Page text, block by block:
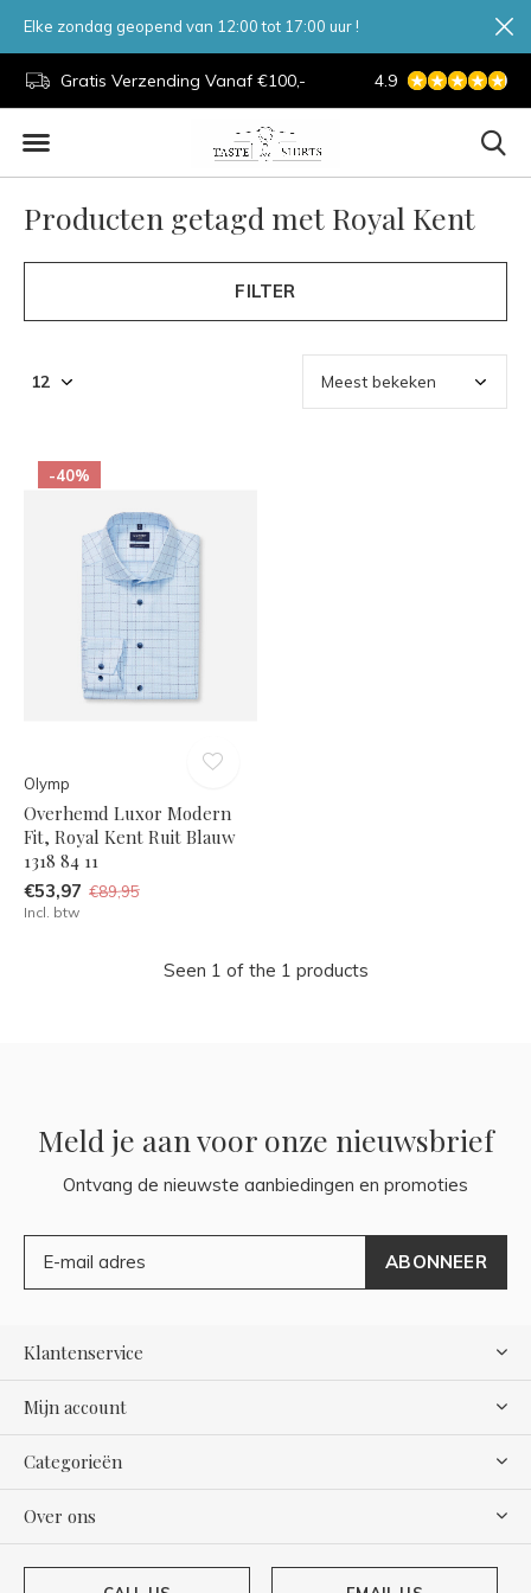
Gratis Verzending Vanaf €100,- 7 Dagen Per
4.9
Elke zondag geopend van 12:00 tot 17:00 uur !
Producten getagd met Royal Kent
FILTER
-40%
Olymp
Overhemd Luxor Modern
Fit, Royal Kent Ruit Blauw
1318 84 11
€53,97 €89,95
Incl. btw
Seen 1 of the 1 products
Meld je aan voor onze nieuwsbrief
Ontvang de nieuwste aanbiedingen en promoties
ABONNEER
Klantenservice
Mijn account
Categorieën
Over ons